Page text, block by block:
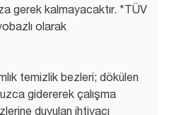
gerek kalmayacaktır. *TÜV
olarak
temizlik bezleri; dökülen
gidererek çalışma
duyulan ihtiyacı